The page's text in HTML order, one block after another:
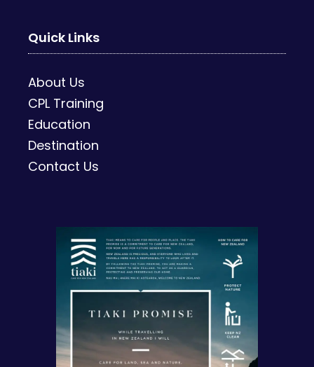
Quick Links
About Us
CPL Training
Education
Destination
Contact Us